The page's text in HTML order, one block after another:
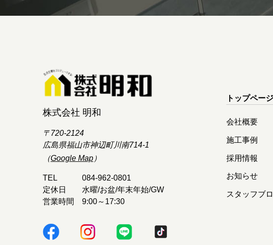
トップページ
会社概要
施工事例
採用情報
お知らせ
スタッフブ
株式会社 明和
〒720-2124
広島県福山市神辺町川南714-1
（Google Map ）
TEL
084-962-0801
定休日
水曜/お盆/年末年始/GW
営業時間
9:00～17:30